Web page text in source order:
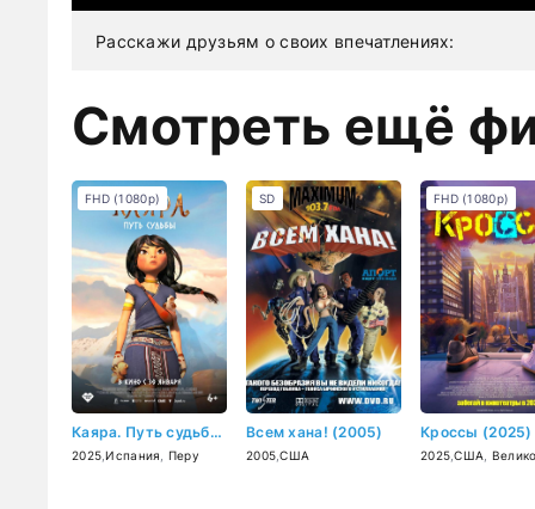
Расскажи друзьям о своих впечатлениях:
Смотреть ещё
Каяра. Путь судьбы (2025)
2025 ,Испания Перу
FHD (1080p)
Всем хана! (2005)
2005 ,США
SD
Кроссы (2025)
2025 ,США
FHD (1080p)